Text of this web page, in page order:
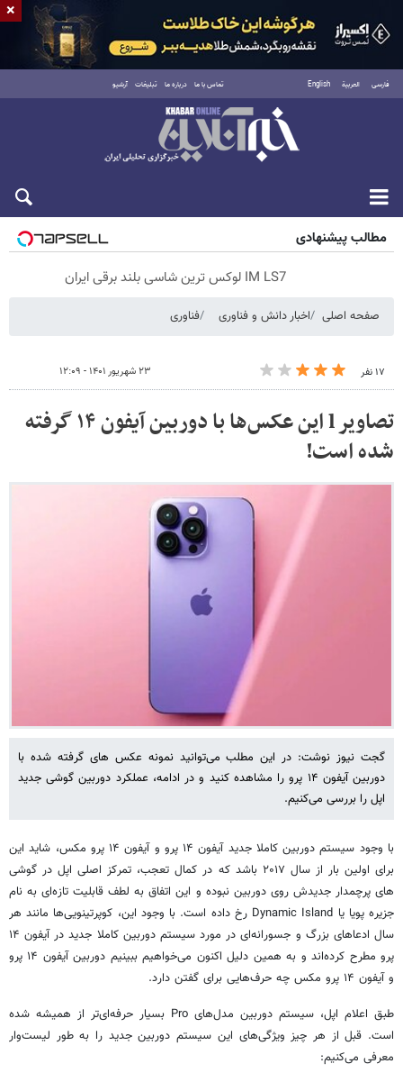
فارسی العربية English تماس با ما درباره ما تبلیغات آرشیو
پنجشنبه ۱۵ مرداد ۱۴۰۵
مطالب پیشنهادی
IM LS7 لوکس ترین شاسی بلند برقی ایران
صفحه اصلی اخبار دانش و فناوری فناوری
۱۷ نفر ۲۳ شهریور ۱۴۰۱ - ۱۲:۰۹
تصاویر l این عکس‌ها با دوربین آیفون ۱۴ گرفته
شده است!
گجت نیوز نوشت: در این مطلب می‌توانید نمونه عکس های گرفته شده با
دوربین آیفون ۱۴ پرو را مشاهده کنید و در ادامه، عملکرد دوربین گوشی جدید
اپل را بررسی می‌کنیم.
با وجود سیستم دوربین کاملا جدید آیفون ۱۴ پرو و آیفون ۱۴ پرو مکس، شاید این
برای اولین بار از سال ۲۰۱۷ باشد که در کمال تعجب، تمرکز اصلی اپل در گوشی
های پرچمدار جدیدش روی دوربین نبوده و این اتفاق به لطف قابلیت تازه‌ای به نام
جزیره پویا یا Dynamic Island رخ داده است. با وجود این، کوپرتینویی‌ها مانند هر
سال ادعاهای بزرگ و جسورانه‌ای در مورد سیستم دوربین کاملا جدید در آیفون ۱۴
پرو مطرح کرده‌اند و به همین دلیل اکنون می‌خواهیم ببینیم دوربین آیفون ۱۴ پرو
و آیفون ۱۴ پرو مکس چه حرف‌هایی برای گفتن دارد.
طبق اعلام اپل، سیستم دوربین مدل‌های Pro بسیار حرفه‌ای‌تر از همیشه شده
است. قبل از هر چیز ویژگی‌های این سیستم دوربین جدید را به طور لیست‌وار
معرفی می‌کنیم:
×